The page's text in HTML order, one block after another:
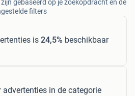
gebaseerd op je zoekopdracht en de
filters
is 24,5% beschikbaar
advertenties in de categorie